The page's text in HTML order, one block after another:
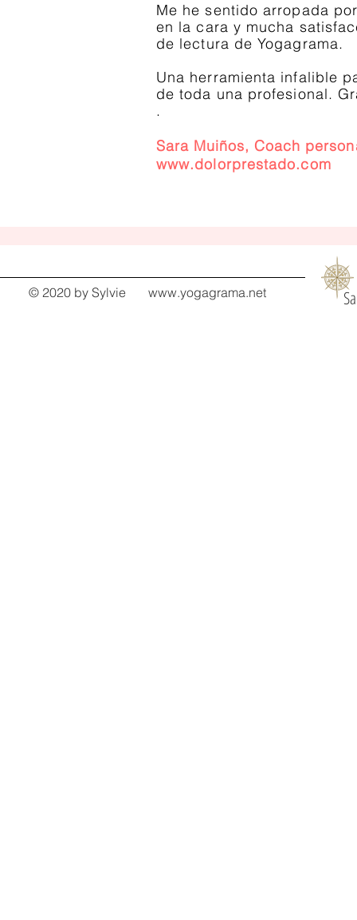
Me he sentido arropada
en la cara y mucha
de lectura de Yogagrama.
Una herramienta infalible
de toda una profesional.
.
Sara Muiños, Coach
www.dolorprestado.com
© 2020 by Sylvie www.yogagrama.net